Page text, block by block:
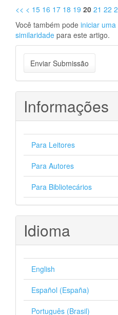
<< < 15 16 17 18 19 20 21 22
Você também pode iniciar
similaridade para este artigo.
Enviar
Submissão
Enviar Submissão
Informações
Para Leitores
Para Autores
Para Bibliotecários
Idioma
English
Español (España)
Português (Brasil)